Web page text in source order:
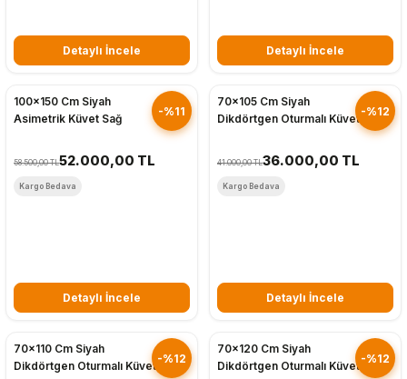
Detaylı İncele Detaylı İncele
-%11
100x150 Cm Siyah
Asimetrik Küvet Sağ
58.500,00 TL52.000,00 TL
Kargo Bedava
Detaylı İncele
-%12
70x105 Cm Siyah
Dikdörtgen Oturmalı Küvet
41.000,00 TL36.000,00 TL
Kargo Bedava
Detaylı İncele
-%12
70x110 Cm Siyah
Dikdörtgen Oturmalı Küvet
-%12
70x120 Cm Siyah
Dikdörtgen Oturmalı Küvet